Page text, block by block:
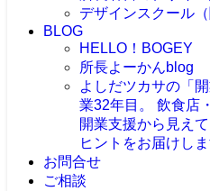
デザインスクール（
BLOG
HELLO！BOGEY
所長よーかんblog
よしだツカサの「開
業32年目。 飲食店
開業支援から見え
ヒントをお届けしま
お問合せ
ご相談